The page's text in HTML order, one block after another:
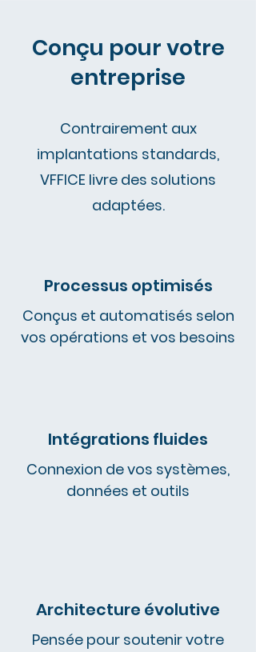
Conçu pour votre
entreprise
Contrairement aux
implantations standards,
VFFICE livre des solutions
adaptées.
Processus optimisés
Conçus et automatisés selon
vos opérations et vos besoins
Intégrations fluides
Connexion de vos systèmes,
données et outils
Architecture évolutive
Pensée pour soutenir votre